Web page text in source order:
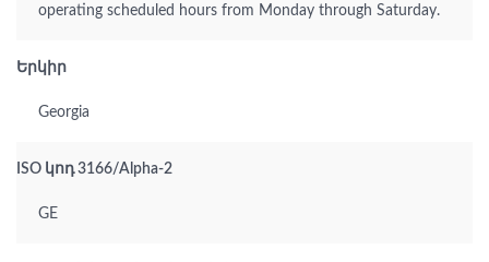
operating scheduled hours from Monday through Saturday.
Երկիր
Georgia
ISO կոդ 3166/Alpha-2
GE